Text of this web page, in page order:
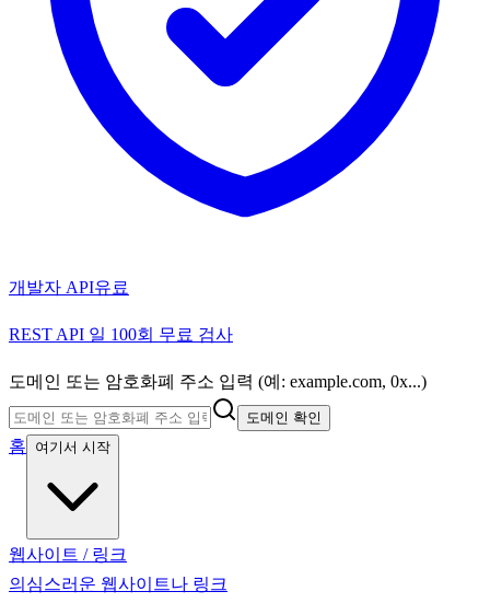
개발자 API유료
REST API 일 100회 무료 검사
도메인 또는 암호화폐 주소 입력 (예: example.com, 0x...)
도메인 확인
홈 여기서 시작
웹사이트 / 링크
의심스러운 웹사이트나 링크